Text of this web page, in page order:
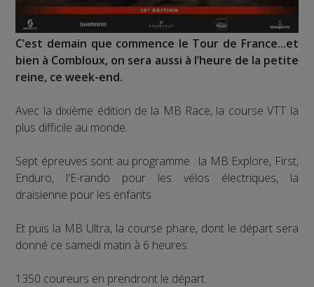
C’est demain que commence le Tour de France...et
bien à Combloux, on sera aussi à l’heure de la petite
reine, ce week-end.
Avec la dixième édition de la MB Race, la course VTT la
plus difficile au monde.
Sept épreuves sont au programme : la MB Explore, First,
Enduro, l'E-rando pour les vélos électriques, la
draisienne pour les enfants.
Et puis la MB Ultra, la course phare, dont le départ sera
donné ce samedi matin à 6 heures.
1350 coureurs en prendront le départ.